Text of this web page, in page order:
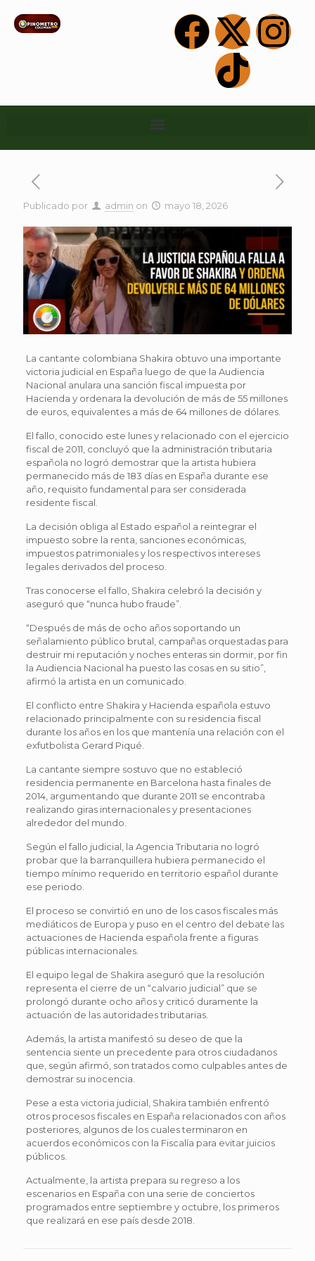
Publicado por admin on mayo 18, 2026
La cantante colombiana Shakira obtuvo una importante
victoria judicial en España luego de que la Audiencia
Nacional anulara una sanción fiscal impuesta por
Hacienda y ordenara la devolución de más de 55 millones
de euros, equivalentes a más de 64 millones de dólares.
El fallo, conocido este lunes y relacionado con el ejercicio
fiscal de 2011, concluyó que la administración tributaria
española no logró demostrar que la artista hubiera
permanecido más de 183 días en España durante ese
año, requisito fundamental para ser considerada
residente fiscal.
La decisión obliga al Estado español a reintegrar el
impuesto sobre la renta, sanciones económicas,
impuestos patrimoniales y los respectivos intereses
legales derivados del proceso.
Tras conocerse el fallo, Shakira celebró la decisión y
aseguró que “nunca hubo fraude”.
“Después de más de ocho años soportando un
señalamiento público brutal, campañas orquestadas para
destruir mi reputación y noches enteras sin dormir, por fin
la Audiencia Nacional ha puesto las cosas en su sitio”,
afirmó la artista en un comunicado.
El conflicto entre Shakira y Hacienda española estuvo
relacionado principalmente con su residencia fiscal
durante los años en los que mantenía una relación con el
exfutbolista Gerard Piqué.
La cantante siempre sostuvo que no estableció
residencia permanente en Barcelona hasta finales de
2014, argumentando que durante 2011 se encontraba
realizando giras internacionales y presentaciones
alrededor del mundo.
Según el fallo judicial, la Agencia Tributaria no logró
probar que la barranquillera hubiera permanecido el
tiempo mínimo requerido en territorio español durante
ese periodo.
El proceso se convirtió en uno de los casos fiscales más
mediáticos de Europa y puso en el centro del debate las
actuaciones de Hacienda española frente a figuras
públicas internacionales.
El equipo legal de Shakira aseguró que la resolución
representa el cierre de un “calvario judicial” que se
prolongó durante ocho años y criticó duramente la
actuación de las autoridades tributarias.
Además, la artista manifestó su deseo de que la
sentencia siente un precedente para otros ciudadanos
que, según afirmó, son tratados como culpables antes de
demostrar su inocencia.
Pese a esta victoria judicial, Shakira también enfrentó
otros procesos fiscales en España relacionados con años
posteriores, algunos de los cuales terminaron en
acuerdos económicos con la Fiscalía para evitar juicios
públicos.
Actualmente, la artista prepara su regreso a los
escenarios en España con una serie de conciertos
programados entre septiembre y octubre, los primeros
que realizará en ese país desde 2018.